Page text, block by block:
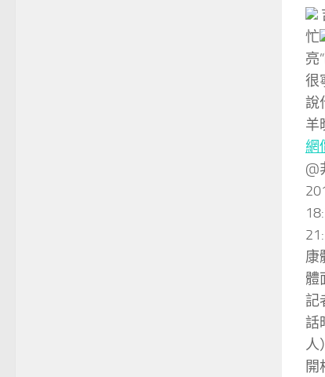
忙
亮”
很
說
羊
網
@
康
體
記
話
人
開